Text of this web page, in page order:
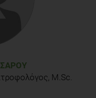
και
M.Sc.